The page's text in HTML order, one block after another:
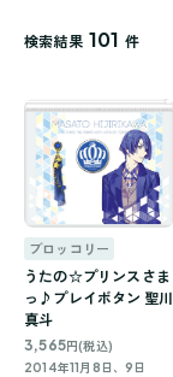
検索結果 101 件
ブロッコリー
うたの☆プリンスさま
っ♪プレイボタン 聖川
真斗
3,565円(税込)
2014年11月8日、9日